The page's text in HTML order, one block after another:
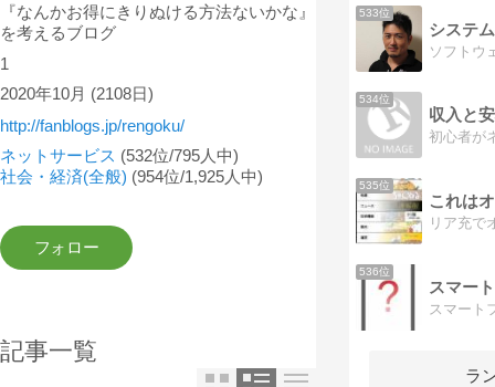
『なんかお得にきりぬける方法ないかな』
を考えるブログ
1
2020年10月 (2108日)
http://fanblogs.jp/rengoku/
ネットサービス (532位/795人中)
社会・経済(全般) (954位/1,925人中)
記事一覧
533位
システ
ソフトウ
534位
収入と
初心者が
535位
536位
スマー
スマート
ラ